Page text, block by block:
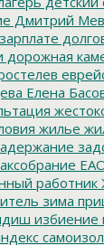
Дмитрий
дорожная
Елена
жилье
зима
избиение